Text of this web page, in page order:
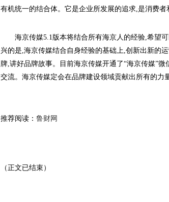
有机统一的结合体。它是企业所发展的追求,是消费者
海京传媒5.1版本将结合所有海京人的经验,希望
兴的是,海京传媒结合自身经验的基础上,创新出新的
牌,讲好品牌故事。目前海京传媒开通了“海京传媒”
交流。海京传媒定会在品牌建设领域贡献出所有的力
推荐阅读： 鲁财网
（正文已结束）